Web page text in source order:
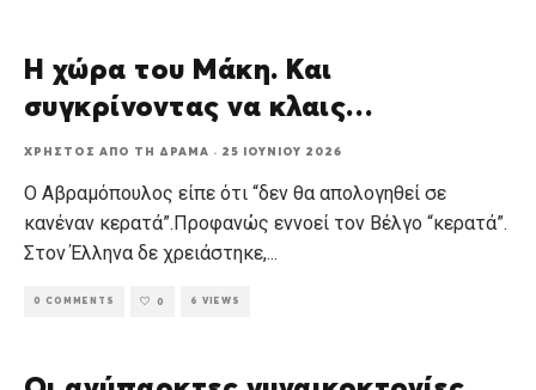
Η χώρα του Μάκη. Και
συγκρίνοντας να κλαις…
ΧΡΉΣΤΟΣ ΑΠΌ ΤΗ ΔΡΆΜΑ · 25 ΙΟΥΝΊΟΥ 2026
Ο Αβραμόπουλος είπε ότι “δεν θα απολογηθεί σε
κανέναν κερατά”.Προφανώς εννοεί τον Βέλγο “κερατά”.
Στον Έλληνα δε χρειάστηκε,...
0 COMMENTS 0 6 VIEWS